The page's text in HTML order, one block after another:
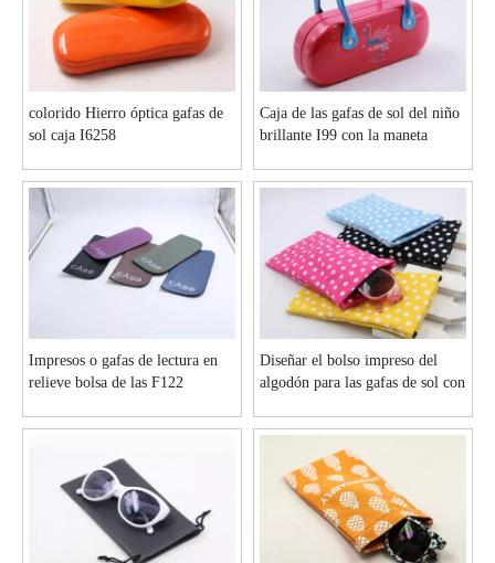
colorido Hierro óptica gafas de
sol caja I6258
Caja de las gafas de sol del niño
brillante I99 con la maneta
Impresos o gafas de lectura en
relieve bolsa de las F122
Diseñar el bolso impreso del
algodón para las gafas de sol con